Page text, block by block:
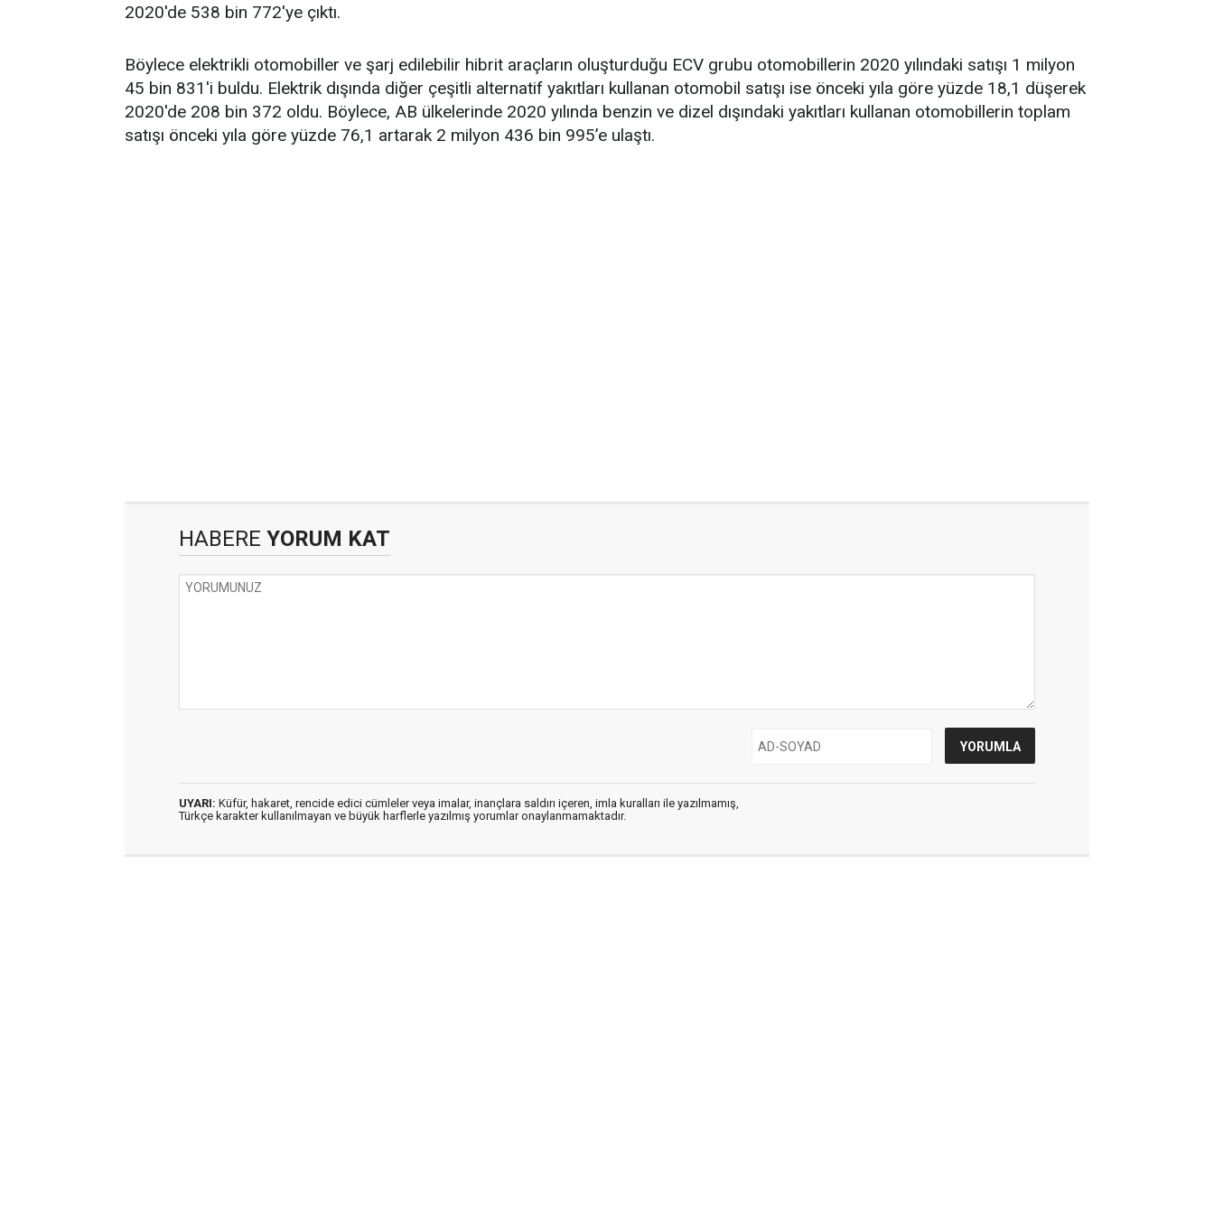
2020'de 538 bin 772'ye çıktı.
Böylece elektrikli otomobiller ve şarj edilebilir hibrit araçların oluşturduğu ECV grubu otomobillerin 2020 yılındaki satışı 1 milyon
45 bin 831'i buldu. Elektrik dışında diğer çeşitli alternatif yakıtları kullanan otomobil satışı ise önceki yıla göre yüzde 18,1 düşerek
2020'de 208 bin 372 oldu. Böylece, AB ülkelerinde 2020 yılında benzin ve dizel dışındaki yakıtları kullanan otomobillerin toplam
satışı önceki yıla göre yüzde 76,1 artarak 2 milyon 436 bin 995’e ulaştı.
HABERE YORUM KAT
UYARI: Küfür, hakaret, rencide edici cümleler veya imalar, inançlara saldırı içeren, imla kuralları ile yazılmamış,
Türkçe karakter kullanılmayan ve büyük harflerle yazılmış yorumlar onaylanmamaktadır.